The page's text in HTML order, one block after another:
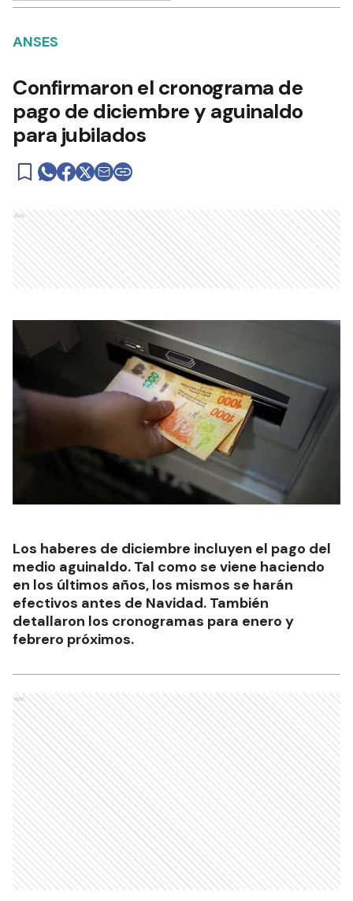
ANSES
Confirmaron el cronograma de
pago de diciembre y aguinaldo
para jubilados
Ads
Los haberes de diciembre incluyen el pago del
medio aguinaldo. Tal como se viene haciendo
en los últimos años, los mismos se harán
efectivos antes de Navidad. También
detallaron los cronogramas para enero y
febrero próximos.
Ads